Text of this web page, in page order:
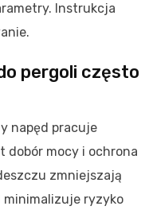
Instrukcja
pergoli często
napęd pracuje
dobór mocy i ochrona
zmniejszają
minimalizuje ryzyko